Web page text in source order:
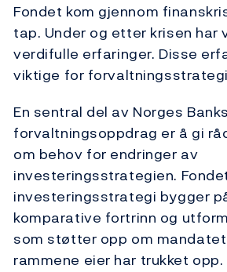
Fondet kom gjennom
tap. Under og etter krisen har
verdifulle erfaringer. Disse
viktige for
En sentral del av Norges Banks
forvaltningsoppdrag er å gi
om behov for endringer av
investeringsstrategien.
investeringsstrategi bygger
komparative fortrinn og
som støtter opp om
rammene eier har trukket opp.